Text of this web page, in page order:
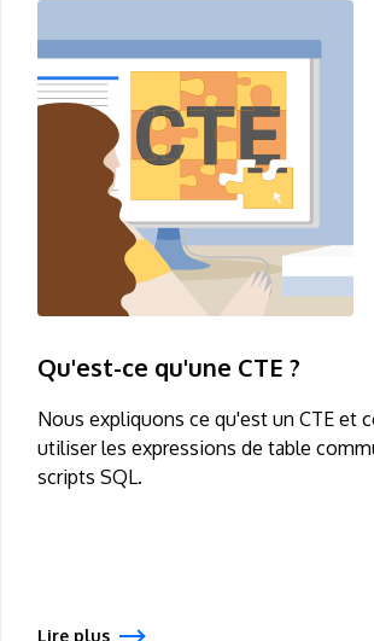
Qu'est-ce qu'une CTE ?
Nous expliquons ce qu'est un CTE et
utiliser les expressions de table
scripts SQL.
Lire plus